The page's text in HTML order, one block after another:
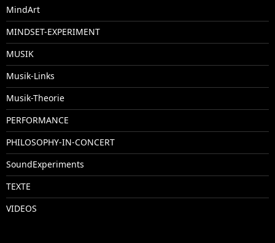
MindArt
MINDSET-EXPERIMENT
MUSIK
Musik-Links
Musik-Theorie
PERFORMANCE
PHILOSOPHY-IN-CONCERT
SoundExperiments
TEXTE
VIDEOS